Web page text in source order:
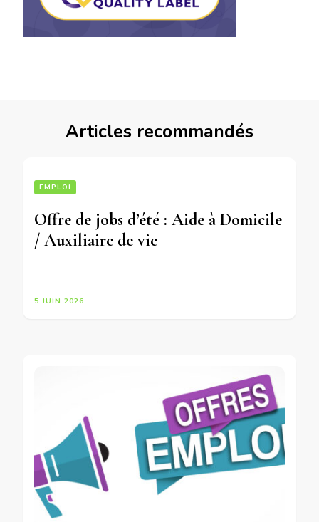
Articles recommandés
EMPLOI
Offre de jobs d’été : Aide à Domicile
/ Auxiliaire de vie
5 JUIN 2026